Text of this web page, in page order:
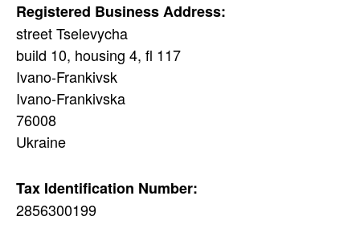
Registered Business Address:
street Tselevycha
build 10, housing 4, fl 117
Ivano-Frankivsk
Ivano-Frankivska
76008
Ukraine
Tax Identification Number:
2856300199